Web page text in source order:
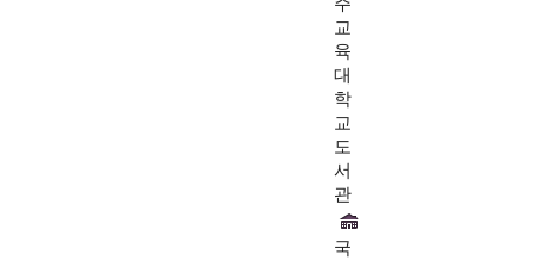
주
교
육
대
학
교
도
서
관
국